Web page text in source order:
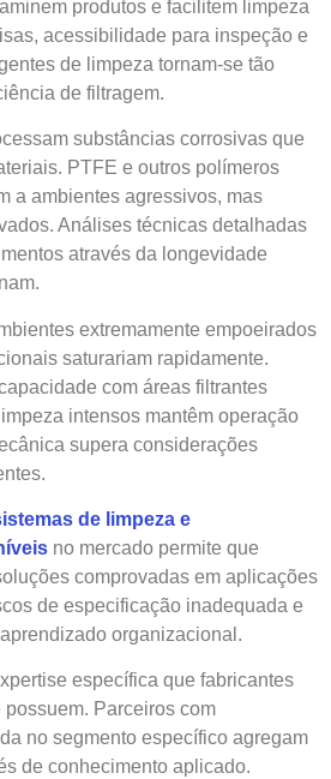
produtos e facilitem limpeza
acessibilidade para inspeção e
de limpeza tornam-se tão
de filtragem.
substâncias corrosivas que
PTFE e outros polímeros
a ambientes agressivos, mas
Análises técnicas detalhadas
através da longevidade
extremamente empoeirados
saturariam rapidamente.
com áreas filtrantes
intensos mantêm operação
supera considerações
de limpeza e
no mercado permite que
comprovadas em aplicações
de especificação inadequada e
organizacional.
específica que fabricantes
Parceiros com
no segmento específico agregam
de conhecimento aplicado.